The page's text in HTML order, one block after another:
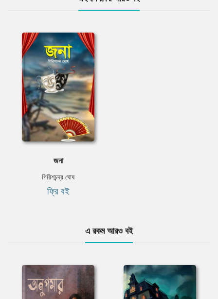
জনা
গিরিশচন্দ্র ঘোষ
ফ্রি বই
এ রকম আরও বই